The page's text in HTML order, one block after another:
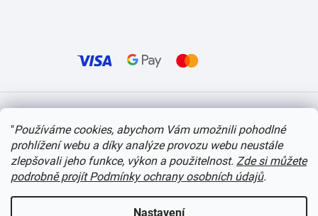
"Používáme cookies, abychom Vám umožnili pohodlné
prohlížení webu a díky analýze provozu webu neustále
zlepšovali jeho funkce, výkon a použitelnost. Zde si můžete
podrobně projít Podmínky ochrany osobních údajů.
Nastavení
Copyright 2026 itvlaky.cz . Všechna práva vyhrazena. Upravit nastavení cookies